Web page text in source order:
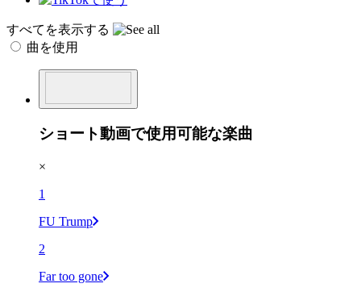
すべてを表示する
曲を使用
ショート動画で使用可能な楽曲
×
1
FU Trump
2
Far too gone